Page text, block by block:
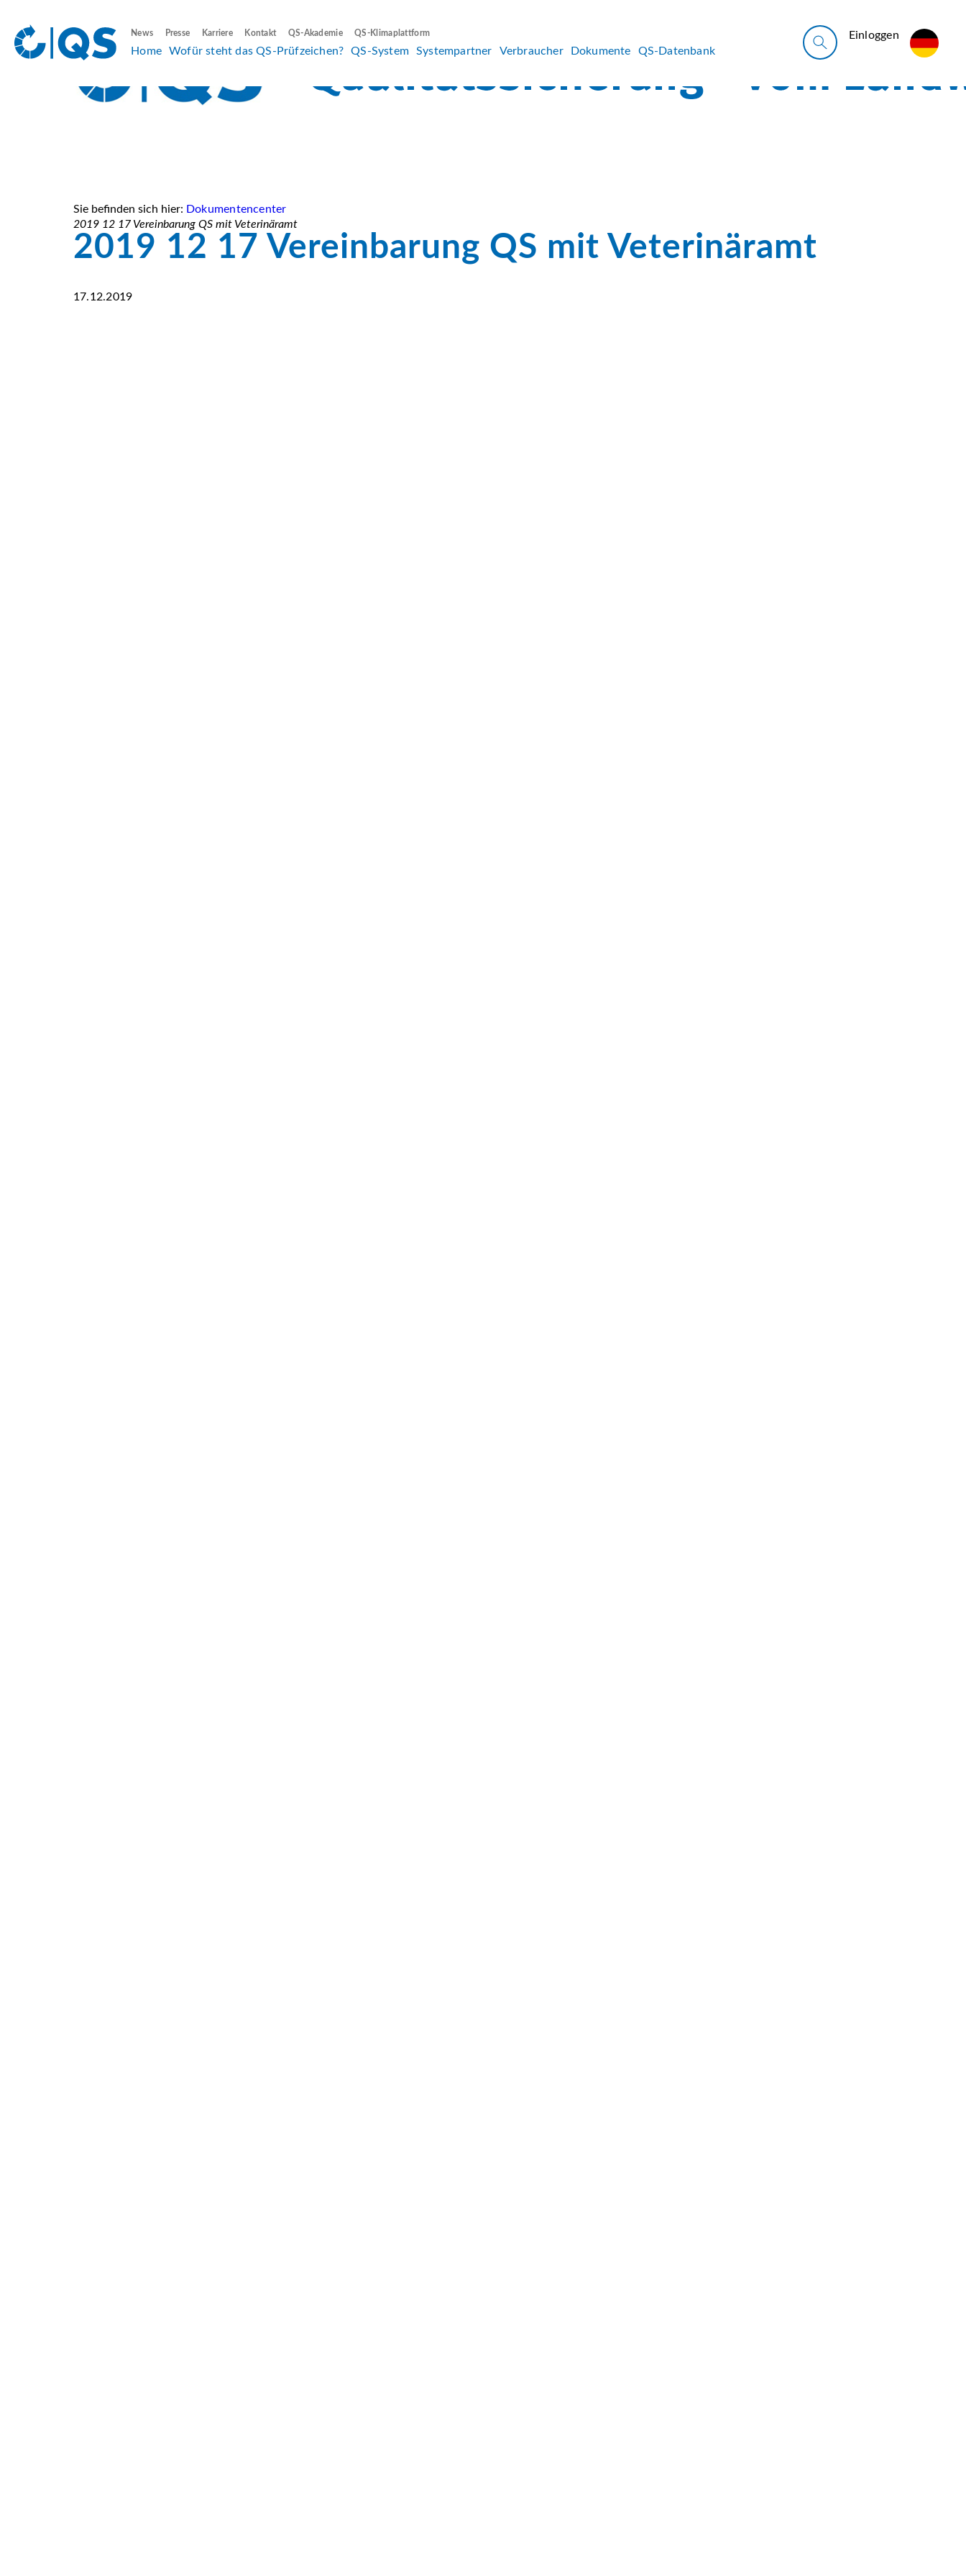
News Presse Karriere Kontakt QS-Akademie QS-Klimaplattform
Home Wofür steht das QS-Prüfzeichen? QS-System Systempartner Verbraucher Dokumente QS-Datenbank
Ein­log­gen
Sie befinden sich hier: Dokumentencenter
2019 12 17 Vereinbarung QS mit Veterinäramt
2019 12 17 Vereinbarung QS mit Veterinäramt
17.12.2019